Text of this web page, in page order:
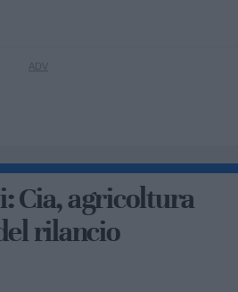
Cia, agricoltura
rilancio